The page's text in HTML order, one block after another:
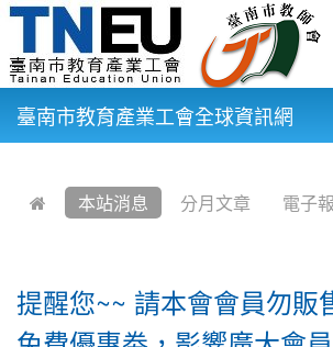
臺南市教育產業工會全球資訊網
本站消息 分月文章 電子
提醒您~~ 請本會會員勿販